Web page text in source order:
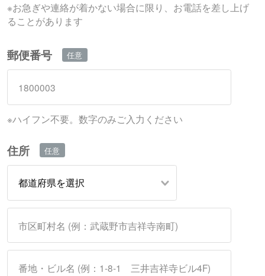
※お急ぎや連絡が着かない場合に限り、お電話を差し上げ
ることがあります
郵便番号
※ハイフン不要。数字のみご入力ください
住所